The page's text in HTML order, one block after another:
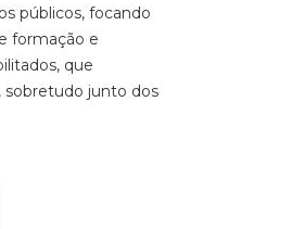
públicos, focando
formação e
que
sobretudo junto dos